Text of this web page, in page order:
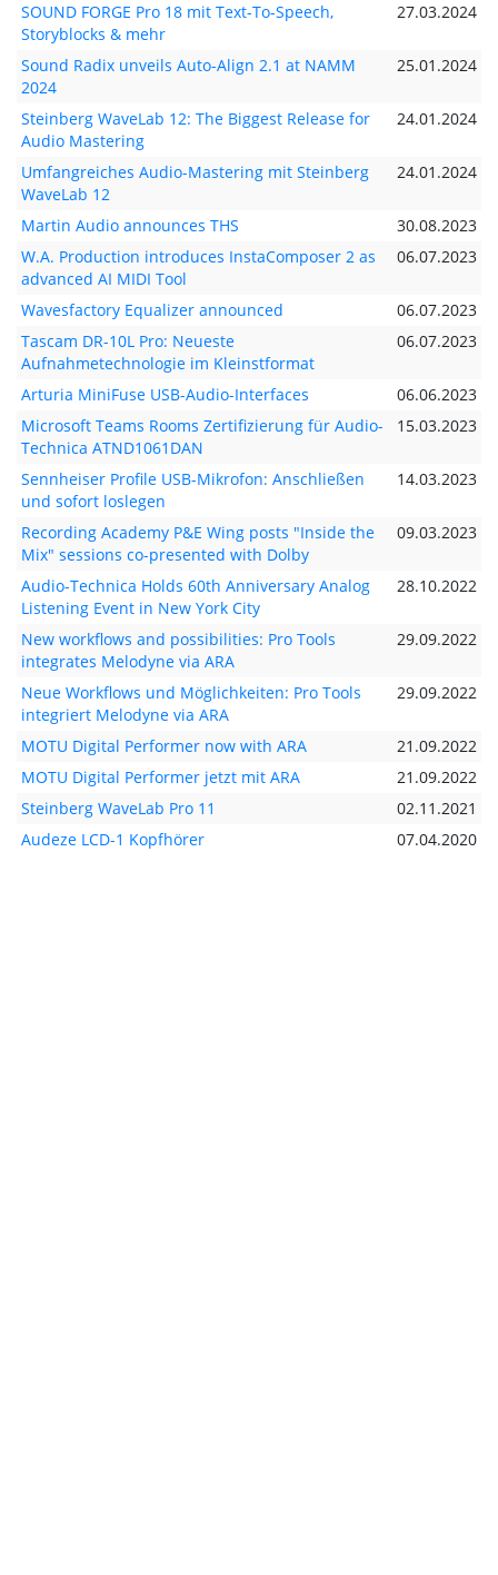
SOUND FORGE Pro 18 mit Text-To-Speech,
Storyblocks & mehr
27.03.2024
Sound Radix unveils Auto-Align 2.1 at NAMM
2024
25.01.2024
Steinberg WaveLab 12: The Biggest Release for
Audio Mastering
24.01.2024
Umfangreiches Audio-Mastering mit Steinberg
WaveLab 12
24.01.2024
Martin Audio announces THS
30.08.2023
W.A. Production introduces InstaComposer 2 as
advanced AI MIDI Tool
06.07.2023
Wavesfactory Equalizer announced
06.07.2023
Tascam DR-10L Pro: Neueste
Aufnahmetechnologie im Kleinstformat
06.07.2023
Arturia MiniFuse USB-Audio-Interfaces
06.06.2023
Microsoft Teams Rooms Zertifizierung für Audio-
Technica ATND1061DAN
15.03.2023
Sennheiser Profile USB-Mikrofon: Anschließen
und sofort loslegen
14.03.2023
Recording Academy P&E Wing posts "Inside the
Mix" sessions co-presented with Dolby
09.03.2023
Audio-Technica Holds 60th Anniversary Analog
Listening Event in New York City
28.10.2022
New workflows and possibilities: Pro Tools
integrates Melodyne via ARA
29.09.2022
Neue Workflows und Möglichkeiten: Pro Tools
integriert Melodyne via ARA
29.09.2022
MOTU Digital Performer now with ARA
21.09.2022
MOTU Digital Performer jetzt mit ARA
21.09.2022
Steinberg WaveLab Pro 11
02.11.2021
Audeze LCD-1 Kopfhörer
07.04.2020